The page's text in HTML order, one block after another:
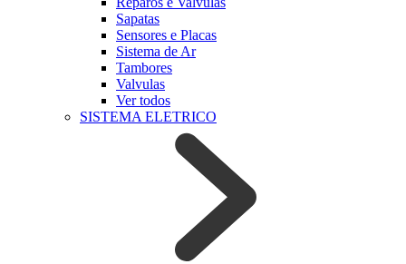
Sapatas
Sensores e Placas
Sistema de Ar
Tambores
Valvulas
Ver todos
SISTEMA ELETRICO